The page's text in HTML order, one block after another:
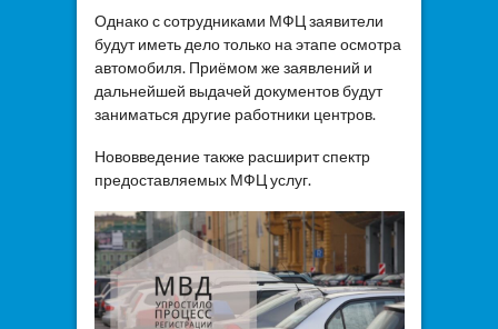
Однако с сотрудниками МФЦ заявители
будут иметь дело только на этапе осмотра
автомобиля. Приёмом же заявлений и
дальнейшей выдачей документов будут
заниматься другие работники центров.
Нововведение также расширит спектр
предоставляемых МФЦ услуг.